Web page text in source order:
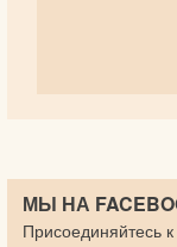
МЫ НА
Присоединяйтесь